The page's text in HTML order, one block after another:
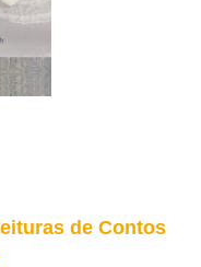
de Contos